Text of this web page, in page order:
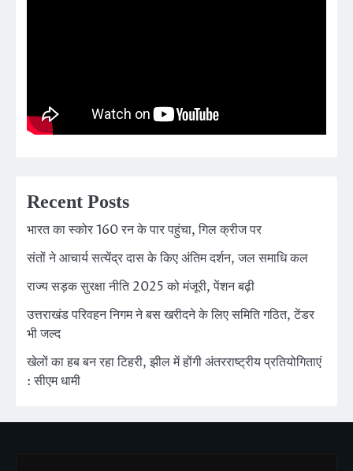
Recent Posts
भारत का स्कोर 160 रन के पार पहुंचा, गिल क्रीज पर
संतों ने आचार्य सत्येंद्र दास के किए अंतिम दर्शन, जल समाधि कल
राज्य सड़क सुरक्षा नीति 2025 को मंजूरी, पेंशन बढ़ी
उत्तराखंड परिवहन निगम ने बस खरीदने के लिए समिति गठित, टेंडर
भी जल्द
खेलों का हब बन रहा टिहरी, झील में होंगी अंतरराष्ट्रीय प्रतियोगिताएं
: सीएम धामी